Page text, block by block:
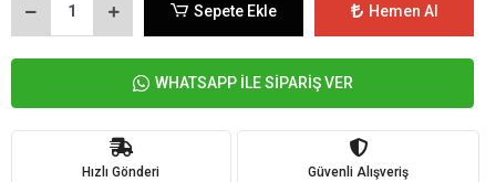
Sepete Ekle Hemen Al
WHATSAPP İLE SİPARİŞ VER
Hızlı Gönderi Güvenli Alışveriş